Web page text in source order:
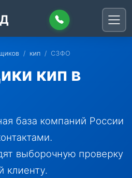
кип СЗФО
кип в
база компаний России
выборочную проверку
клиенту.